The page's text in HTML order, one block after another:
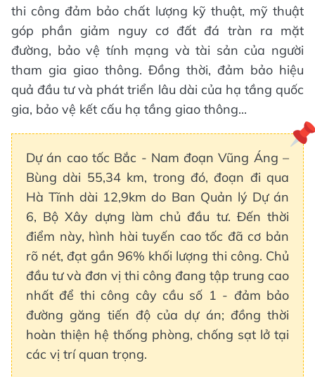
thi công đảm bảo chất lượng kỹ thuật, mỹ thuật
góp phần giảm nguy cơ đất đá tràn ra mặt
đường, bảo vệ tính mạng và tài sản của người
tham gia giao thông. Đồng thời, đảm bảo hiệu
quả đầu tư và phát triển lâu dài của hạ tầng quốc
gia, bảo vệ kết cấu hạ tầng giao thông...
Dự án cao tốc Bắc - Nam đoạn Vũng Áng –
Bùng dài 55,34 km, trong đó, đoạn đi qua
Hà Tĩnh dài 12,9km do Ban Quản lý Dự án
6, Bộ Xây dựng làm chủ đầu tư. Đến thời
điểm này, hình hài tuyến cao tốc đã cơ bản
rõ nét, đạt gần 96% khối lượng thi công. Chủ
đầu tư và đơn vị thi công đang tập trung cao
nhất để thi công cây cầu số 1 - đảm bảo
đường găng tiến độ của dự án; đồng thời
hoàn thiện hệ thống phòng, chống sạt lở tại
các vị trí quan trọng.